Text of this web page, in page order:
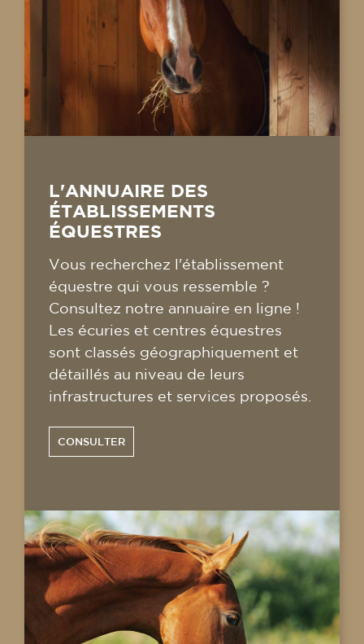
L'ANNUAIRE DES
ÉTABLISSEMENTS
ÉQUESTRES
Vous recherchez l'établissement
équestre qui vous ressemble ?
Consultez notre annuaire en ligne !
Les écuries et centres équestres
sont classés géographiquement et
détaillés au niveau de leurs
infrastructures et services proposés.
CONSULTER